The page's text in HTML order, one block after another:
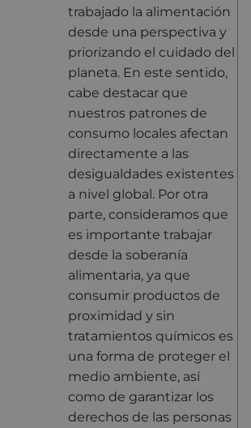
trabajado la alimentación
desde una perspectiva y
priorizando el cuidado del
planeta. En este sentido,
cabe destacar que
nuestros patrones de
consumo locales afectan
directamente a las
desigualdades existentes
a nivel global. Por otra
parte, consideramos que
es importante trabajar
desde la soberanía
alimentaria, ya que
consumir productos de
proximidad y sin
tratamientos químicos es
una forma de proteger el
medio ambiente, así
como de garantizar los
derechos de las personas